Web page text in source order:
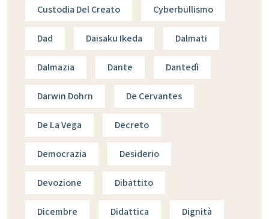
Custodia Del Creato Cyberbullismo
Dad Daisaku Ikeda Dalmati
Dalmazia Dante Dantedì
Darwin Dohrn De Cervantes
De La Vega Decreto
Democrazia Desiderio
Devozione Dibattito
Dicembre Didattica Dignità